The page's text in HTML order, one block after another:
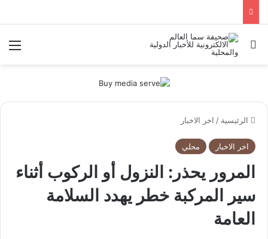
بحث عن
الرئيسية / اخر الاخبار
اخر الاخبار محلي
المرور يحذر: النزول أو الركوب أثناء
سير المركبة خطر يهدد السلامة
العامة